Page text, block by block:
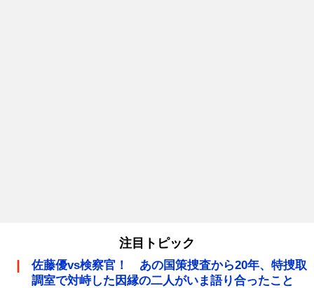
注目トピック
佐藤優vs検察官！ あの国策捜査から20年、特捜取
調室で対峙した因縁の二人がいま語り合ったこと